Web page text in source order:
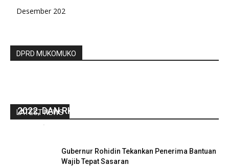
Desember 202
DPRD MUKOMUKO
LATEST NEWS
2022, DAN RKPBDES TAHUN 2023
-
Gubernur Rohidin Tekankan Penerima Bantuan
Wajib Tepat Sasaran